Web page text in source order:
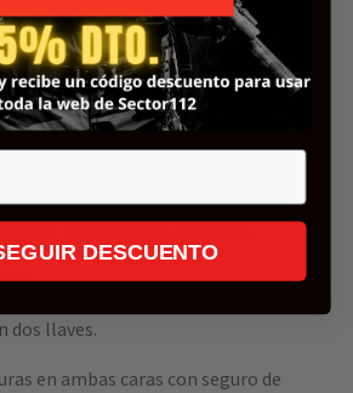
con un 17% más de diámetro
grandes.
con 4 dientes en cada barra.
dos llaves.
en ambas caras con seguro de
DESCUENTO